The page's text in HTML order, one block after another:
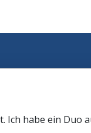
Ich habe ein Duo